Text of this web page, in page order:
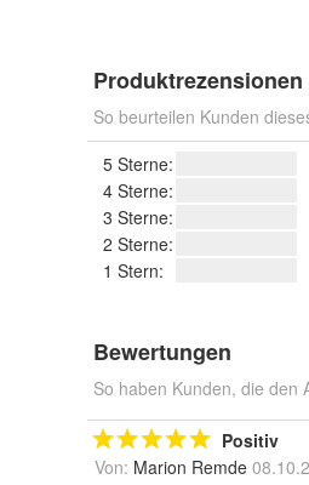
Produktrezensionen
So beurteilen Kunden
5 Sterne:
4 Sterne:
3 Sterne:
2 Sterne:
1 Stern:
Bewertungen
So haben Kunden, die den
Positiv
Von: Marion Remde